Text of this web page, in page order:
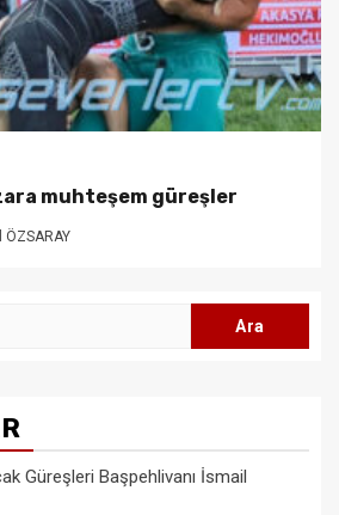
muhteşem güreşler
ÖZSARAY
Güreşleri Başpehlivanı İsmail